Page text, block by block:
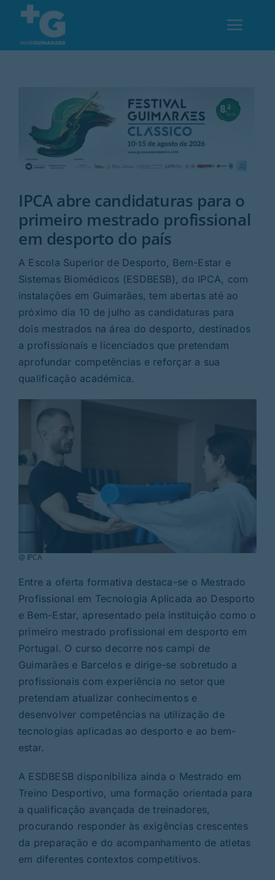
content
Desporto
Opinião
Região
Rubricas
Jornal
Revista
IPCA abre candidaturas para o
primeiro mestrado profissional
em desporto do país
A Escola Superior de Desporto, Bem-Estar e
Sistemas Biomédicos (ESDBESB), do IPCA, com
instalações em Guimarães, tem abertas até ao
próximo dia 10 de julho as candidaturas para
dois mestrados na área do desporto, destinados
a profissionais e licenciados que pretendam
aprofundar competências e reforçar a sua
qualificação académica.
@ IPCA
Entre a oferta formativa destaca-se o Mestrado
Profissional em Tecnologia Aplicada ao Desporto
e Bem-Estar, apresentado pela instituição como o
primeiro mestrado profissional em desporto em
Portugal. O curso decorre nos campi de
Guimarães e Barcelos e dirige-se sobretudo a
profissionais com experiência no setor que
pretendam atualizar conhecimentos e
desenvolver competências na utilização de
tecnologias aplicadas ao desporto e ao bem-
estar.
A ESDBESB disponibiliza ainda o Mestrado em
Treino Desportivo, uma formação orientada para
a qualificação avançada de treinadores,
procurando responder às exigências crescentes
da preparação e do acompanhamento de atletas
em diferentes contextos competitivos.